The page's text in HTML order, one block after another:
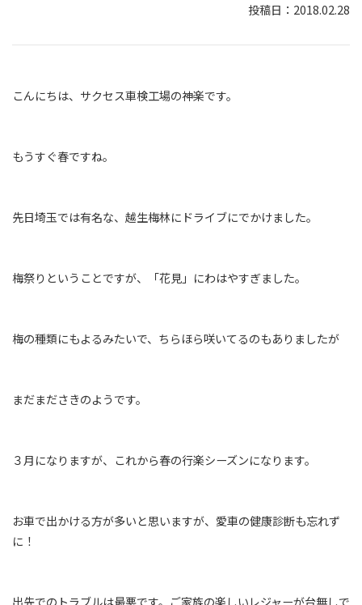
2018.02.28
こんにちは、サクセス車検工場の神楽です。
もうすぐ春ですね。
先日埼玉では有名な、越生梅林にドライブにでかけました。
梅祭りということですが、「花見」にわはやすぎました。
梅の種類にもよるみたいで、ちらほら咲いてるのもありましたが
まだまださきのようです。
３月になりますが、これから春の行楽シーズンになります。
お車で出かける方が多いと思いますが、愛車の健康診断も忘れず
に！
出先でのトラブルは最悪です。ご家族の楽しいレジャーが台無しで